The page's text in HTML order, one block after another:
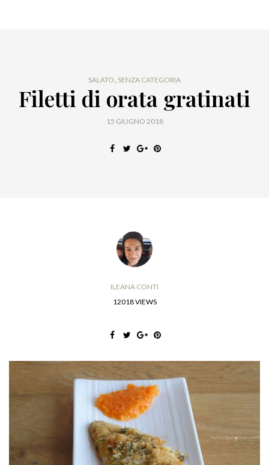
SALATO, SENZA CATEGORIA
Filetti di orata gratinati
15 GIUGNO 2018
ILEANA CONTI
12018 VIEWS